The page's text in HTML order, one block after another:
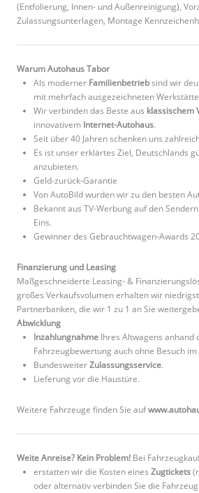
(Entfolierung, Innen- und Außenreinigung),
Zulassungsunterlagen, Montage
Warum Autohaus Tabor
Als moderner Familienbetriebsind wir
mit mehrfach ausgezeichneten
Wir verbinden das Beste aus klassischem
innovativem Internet-Autohaus.
Seit über 40 Jahren schenken uns
Es ist unser erklärtes Ziel, Deutschlands
anzubieten.
Geld-zurück-Garantie
Von AutoBild wurden wir zu den besten
Bekannt aus TV-Werbung auf den
Eins.
Gewinner des Gebrauchtwagen-Awards
Finanzierung und Leasing
Maßgeschneiderte Leasing- &
großes Verkaufsvolumen erhalten wir
Partnerbanken, die wir 1 zu 1 an Sie
Abwicklung
Inzahlungnahme Ihres Altwagens anhand
Fahrzeugbewertung auch ohne Besuch im
BundesweiterZulassungsservice.
Lieferung vor die Haustüre.
Weitere Fahrzeuge finden Sie auf
Weite Anreise? Kein Problem! Bei
erstatten wir die Kosten eines Zugtickets
oder alternativ verbinden Sie die